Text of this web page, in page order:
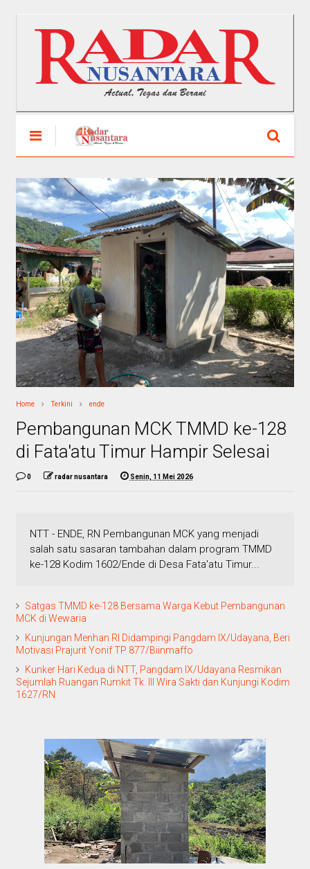
Home Terkini ende
Pembangunan MCK TMMD ke-128
di Fata'atu Timur Hampir Selesai
0 radar nusantara Senin, 11 Mei 2026
NTT - ENDE, RN Pembangunan MCK yang menjadi
salah satu sasaran tambahan dalam program TMMD
ke-128 Kodim 1602/Ende di Desa Fata'atu Timur...
Satgas TMMD ke-128 Bersama Warga Kebut Pembangunan
MCK di Wewaria
Kunjungan Menhan RI Didampingi Pangdam IX/Udayana, Beri
Motivasi Prajurit Yonif TP 877/Biinmaffo
Kunker Hari Kedua di NTT, Pangdam IX/Udayana Resmikan
Sejumlah Ruangan Rumkit Tk. III Wira Sakti dan Kunjungi Kodim
1627/RN